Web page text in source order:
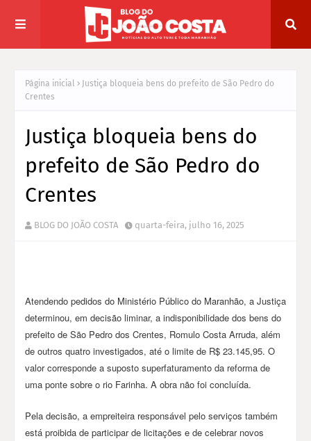
Página inicial
Justiça bloqueia bens do prefeito de São Pedro do
Crentes
Justiça bloqueia bens do
prefeito de São Pedro do
Crentes
BLOG DO JOÃO COSTA quarta-feira, julho 16, 2025
Atendendo pedidos do Ministério Público do Maranhão, a Justiça
determinou, em decisão liminar, a indisponibilidade dos bens do
prefeito de São Pedro dos Crentes, Romulo Costa Arruda, além
de outros quatro investigados, até o limite de R$ 23.145,95. O
valor corresponde a suposto superfaturamento da reforma de
uma ponte sobre o rio Farinha. A obra não foi concluída.
Pela decisão, a empreiteira responsável pelo serviços também
está proibida de participar de licitações e de celebrar novos